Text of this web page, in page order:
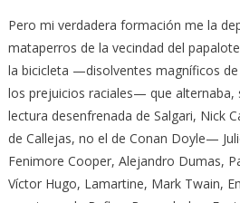
Pero mi verdadera formación me la
mataperros de la vecindad del
la bicicleta —disolventes magníficos
los prejuicios raciales— que alternaba,
lectura desenfrenada de Salgari, Nick
de Callejas, no el de Conan Doyle—
Fenimore Cooper, Alejandro Dumas,
Víctor Hugo, Lamartine, Mark Twain,